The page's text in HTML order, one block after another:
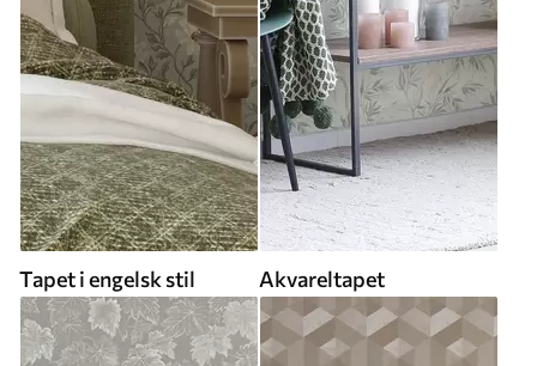
Tapet i engelsk stil Akvareltapet